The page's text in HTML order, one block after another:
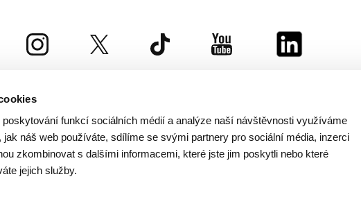
poskytování funkcí sociálních médií a analýze naší návštěvnosti využíváme
náš web používáte, sdílíme se svými partnery pro sociální média, inzerci
zkombinovat s dalšími informacemi, které jste jim poskytli nebo které
jejich služby.
rodiny KVIFF Group, která zastřešuje i další projekty: